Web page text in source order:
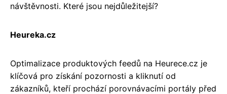
návštěvnosti. Které jsou nejdůležitejší?
Heureka.cz
Optimalizace produktových feedů na Heurece.cz je
klíčová pro získání pozornosti a kliknutí od
zákazníků, kteří prochází porovnávacími portály před